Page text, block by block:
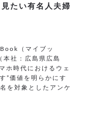
たい有名人夫婦
（マイブッ
本社：広島県広島
ホ時代におけるウェ
”価値を明らかにす
を対象としたアンケ